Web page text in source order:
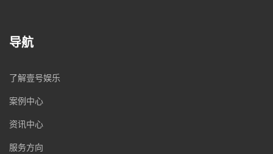
导航
了解壹号娱乐
案例中心
资讯中心
服务方向